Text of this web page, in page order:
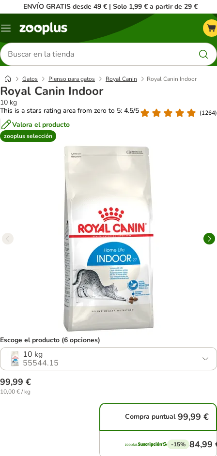
ENVÍO GRATIS desde 49 € | Solo 1,99 € a partir de 29 €
Menú
Buscar
productos
Gatos Pienso para gatos Royal Canin Royal Canin Indoor
Royal Canin Indoor
10 kg
This is a stars rating area from zero to 5: 4.5/5
(1264)
Valora el producto
zooplus selección
Escoge el producto (6 opciones)
10 kg
55544.15
99,99 €
10,00 € / kg
Compra puntual 99,99 €
-15% 84,99